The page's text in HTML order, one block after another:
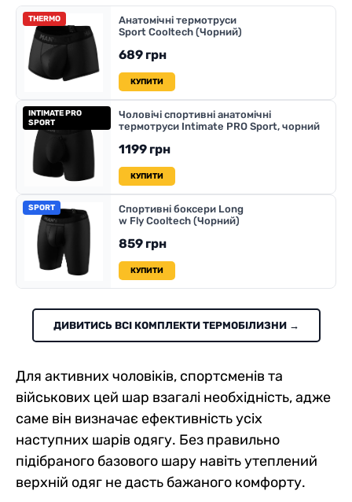
THERMO
Анатомічні термотруси
Sport Cooltech (Чорний)
689 грн
КУПИТИ
INTIMATE PRO
SPORT
Чоловічі спортивні анатомічні
термотруси Intimate PRO Sport, чорний
1199 грн
КУПИТИ
SPORT
Спортивні боксери Long
w Fly Cooltech (Чорний)
859 грн
КУПИТИ
ДИВИТИСЬ ВСІ КОМПЛЕКТИ ТЕРМОБІЛИЗНИ →
Для активних чоловіків, спортсменів та
військових цей шар взагалі необхідність, адже
саме він визначає ефективність усіх
наступних шарів одягу. Без правильно
підібраного базового шару навіть утеплений
верхній одяг не дасть бажаного комфорту.